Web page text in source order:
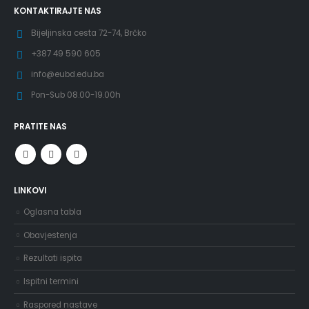
KONTAKTIRAJTE NAS
Bijeljinska cesta 72-74, Brčko
+387 49 590 605
info@eubd.edu.ba
Pon-Sub 08.00-19.00h
PRATITE NAS
LINKOVI
Oglasna tabla
Obavjestenja
Rezultati ispita
Ispitni termini
Raspored nastave